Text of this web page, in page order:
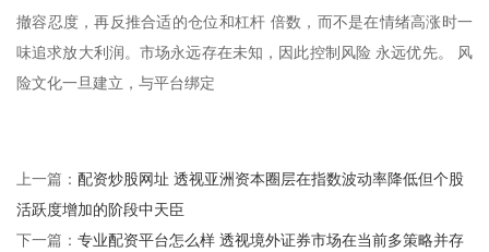
撤容忍度，再反推合适的仓位和杠杆 倍数，而不是在情绪高涨时一
味追求放大利润。市场永远存在未知，因此控制风险 永远优先。 风
险文化一旦建立，与平台绑定
上一篇： 配资炒股网址 透视亚洲资本圈层在指数波动率降低但个股
活跃度增加的阶段中天臣
下一篇： 专业配资平台怎么样 透视境外证券市场在当前多策略并存